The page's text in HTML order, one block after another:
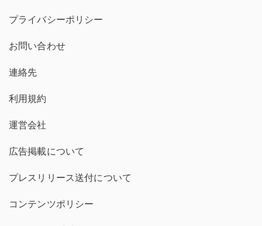
プライバシーポリシー
お問い合わせ
連絡先
利用規約
運営会社
広告掲載について
プレスリリース送付について
コンテンツポリシー